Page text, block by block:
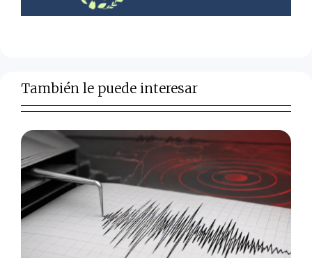
También le puede interesar